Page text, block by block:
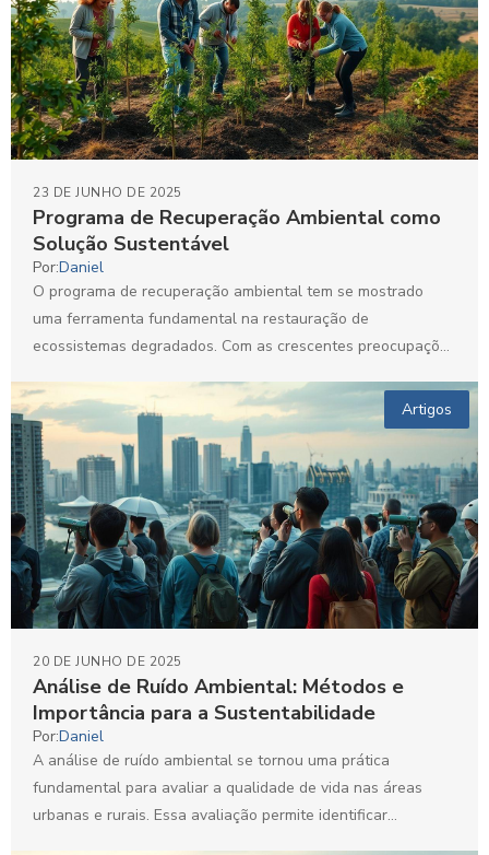
Programa de Recuperação Ambiental como
Solução Sustentável
23 DE JUNHO DE 2025
Por:Daniel
O programa de recuperação ambiental tem se mostrado
uma ferramenta fundamental na restauração de
ecossistemas degradados. Com as crescentes preocupações
Artigos
Análise de Ruído Ambiental: Métodos e
Importância para a Sustentabilidade
20 DE JUNHO DE 2025
Por:Daniel
A análise de ruído ambiental se tornou uma prática
fundamental para avaliar a qualidade de vida nas áreas
urbanas e rurais. Essa avaliação permite identificar...